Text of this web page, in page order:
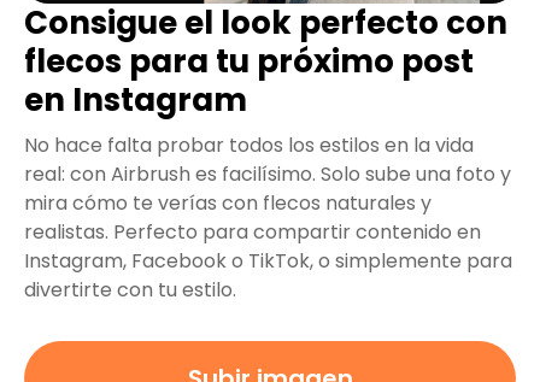
Consigue el look perfecto con
flecos para tu próximo post
en Instagram
No hace falta probar todos los estilos en la vida
real: con Airbrush es facilísimo. Solo sube una foto y
mira cómo te verías con flecos naturales y
realistas. Perfecto para compartir contenido en
Instagram, Facebook o TikTok, o simplemente para
divertirte con tu estilo.